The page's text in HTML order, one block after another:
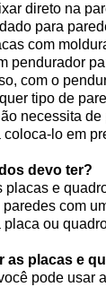
direto na
para
com
pendurador
com o
tipo de
necessita
lo em
devo ter?
placas e
com
ou
as placas e
pode usar